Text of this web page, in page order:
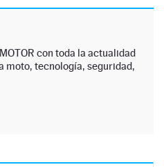
con toda la actualidad
moto, tecnología, seguridad,